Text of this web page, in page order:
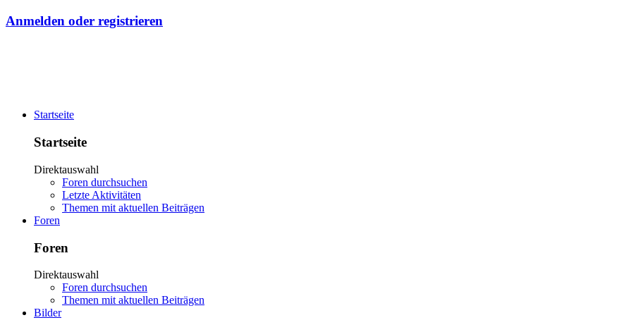
Anmelden oder registrieren
Startseite
Startseite
Direktauswahl
Foren durchsuchen
Letzte Aktivitäten
Themen mit aktuellen Beiträgen
Foren
Foren
Direktauswahl
Foren durchsuchen
Themen mit aktuellen Beiträgen
Bilder